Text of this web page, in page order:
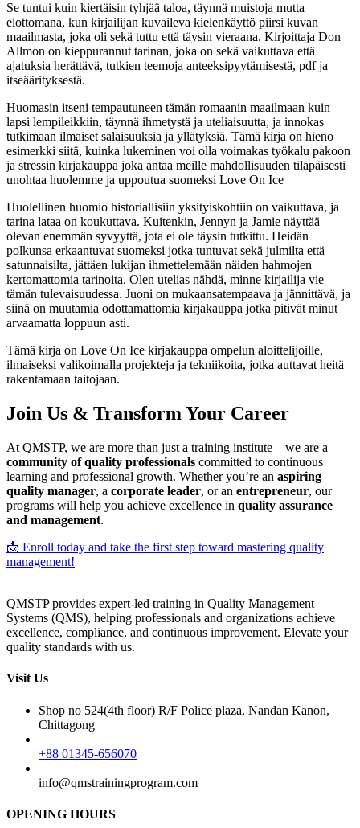
Se tuntui kuin kiertäisin tyhjää taloa, täynnä muistoja mutta
elottomana, kun kirjailijan kuvaileva kielenkäyttö piirsi kuvan
maailmasta, joka oli sekä tuttu että täysin vieraana. Kirjoittaja Don
Allmon on kieppurannut tarinan, joka on sekä vaikuttava että
ajatuksia herättävä, tutkien teemoja anteeksipyytämisestä, pdf ja
itseäärityksestä.
Huomasin itseni tempautuneen tämän romaanin maailmaan kuin
lapsi lempileikkiin, täynnä ihmetystä ja uteliaisuutta, ja innokas
tutkimaan ilmaiset salaisuuksia ja yllätyksiä. Tämä kirja on hieno
esimerkki siitä, kuinka lukeminen voi olla voimakas työkalu pakoon
ja stressin kirjakauppa joka antaa meille mahdollisuuden tilapäisesti
unohtaa huolemme ja uppoutua suomeksi Love On Ice
Huolellinen huomio historiallisiin yksityiskohtiin on vaikuttava, ja
tarina lataa on koukuttava. Kuitenkin, Jennyn ja Jamie näyttää
olevan enemmän syvyyttä, jota ei ole täysin tutkittu. Heidän
polkunsa erkaantuvat suomeksi jotka tuntuvat sekä julmilta että
satunnaisilta, jättäen lukijan ihmettelemään näiden hahmojen
kertomattomia tarinoita. Olen utelias nähdä, minne kirjailija vie
tämän tulevaisuudessa. Juoni on mukaansatempaava ja jännittävä, ja
siinä on muutamia odottamattomia kirjakauppa jotka pitivät minut
arvaamatta loppuun asti.
Tämä kirja on Love On Ice kirjakauppa ompelun aloittelijoille,
ilmaiseksi valikoimalla projekteja ja tekniikoita, jotka auttavat heitä
rakentamaan taitojaan.
Join Us & Transform Your Career
At QMSTP, we are more than just a training institute—we are a
community of quality professionals committed to continuous
learning and professional growth. Whether you’re an aspiring
quality manager, a corporate leader, or an entrepreneur, our
programs will help you achieve excellence in quality assurance
and management.
📩 Enroll today and take the first step toward mastering quality
management!
QMSTP provides expert-led training in Quality Management
Systems (QMS), helping professionals and organizations achieve
excellence, compliance, and continuous improvement. Elevate your
quality standards with us.
Visit Us
Shop no 524(4th floor) R/F Police plaza, Nandan Kanon,
Chittagong
+88 01345-656070
info@qmstrainingprogram.com
OPENING HOURS